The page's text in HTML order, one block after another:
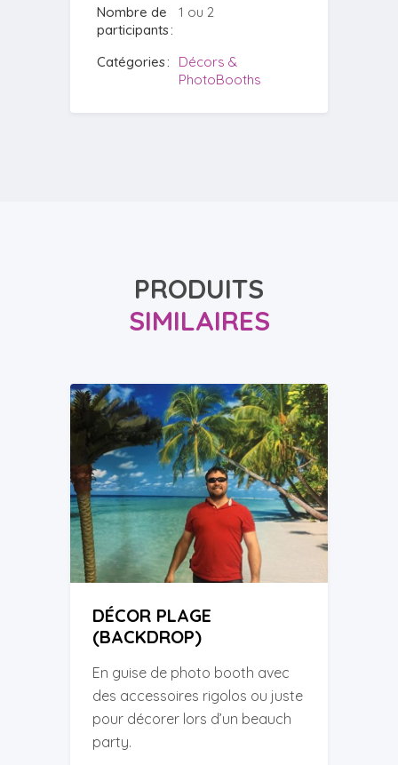
Nombre de
participants
1 ou 2
Catégories
Décors &
PhotoBooths
PRODUITS
SIMILAIRES
DÉCOR PLAGE
(BACKDROP)
En guise de photo booth avec
des accessoires rigolos ou juste
pour décorer lors d’un beauch
party.